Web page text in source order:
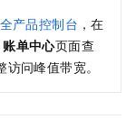
产品控制台 ，在
账单中心页面查
访问峰值带宽。